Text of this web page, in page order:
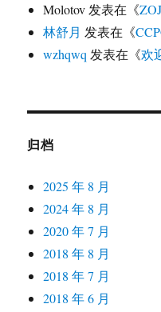
Molotov 发表在《
林舒月 发表在《
wzhqwq 发表在《欢
归档
2025 年 8 月
2024 年 8 月
2020 年 7 月
2018 年 8 月
2018 年 7 月
2018 年 6 月